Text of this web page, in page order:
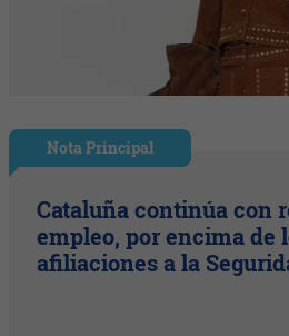
Nota Principal
Cataluña continúa con
empleo, por encima de
afiliaciones a la